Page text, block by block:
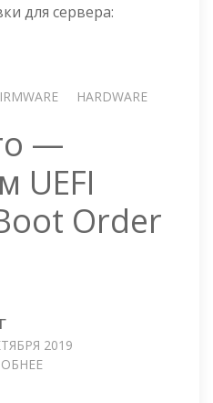
для сервера:
HARDWARE
—
UEFI
Order
2019